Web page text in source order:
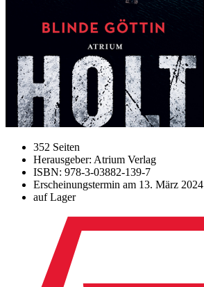
352 Seiten
Herausgeber: Atrium Verlag
ISBN: 978-3-03882-139-7
Erscheinungstermin am 13. März 2024
auf Lager